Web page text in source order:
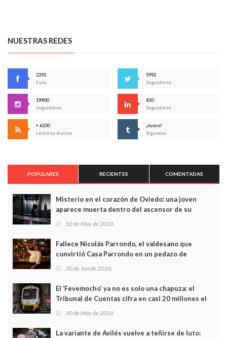
NUESTRAS REDES
2292
Fans
5992
Seguidores
19900
Seguidores
830
Seguidores
+ 6200
Lectores diarios
¡nuevo!
Síguenos
POPULARES RECIENTES COMENTADAS
Misterio en el corazón de Oviedo: una joven
aparece muerta dentro del ascensor de su
edificio y las cámaras captan sus últimos minutos
10 de May de 2026
Fallece Nicolás Parrondo, el valdesano que
convirtió Casa Parrondo en un pedazo de
Asturias en Madrid
30 de Jun de 2026
El ‘Fevemocho’ ya no es solo una chapuza: el
Tribunal de Cuentas cifra en casi 20 millones el
sobrecoste de los trenes que no cabían por los
30 de May de 2026
La variante de Avilés vuelve a teñirse de luto: